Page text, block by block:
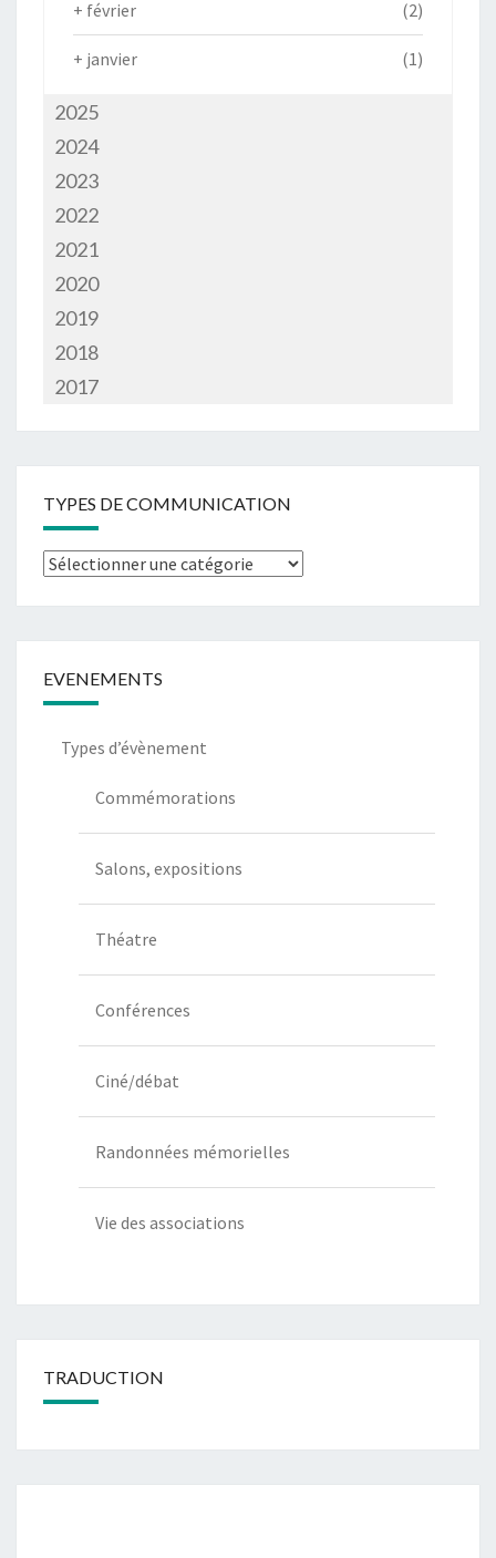
+ février (2)
+ janvier (1)
2025
2024
2023
2022
2021
2020
2019
2018
2017
TYPES DE COMMUNICATION
Types
EVENEMENTS
Types d’évènement
Commémorations
Salons, expositions
Théatre
Conférences
Ciné/débat
Randonnées mémorielles
Vie des associations
TRADUCTION